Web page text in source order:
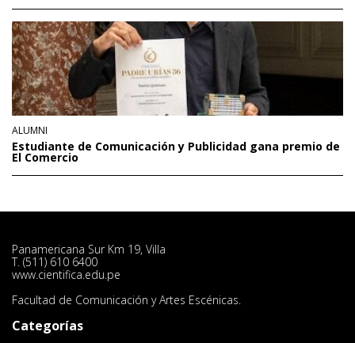
ALUMNI
Estudiante de Comunicación y Publicidad gana premio de
El Comercio
Panamericana Sur Km 19, Villa
T. (511) 610 6400
www.cientifica.edu.pe
Facultad de Comunicación y Artes Escénicas.
Categorías